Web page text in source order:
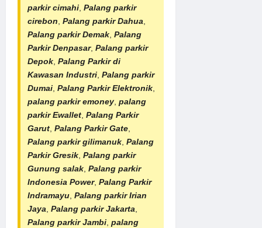
parkir cimahi, Palang parkir
cirebon, Palang parkir Dahua,
Palang parkir Demak, Palang
Parkir Denpasar, Palang parkir
Depok, Palang Parkir di
Kawasan Industri, Palang parkir
Dumai, Palang Parkir Elektronik,
palang parkir emoney, palang
parkir Ewallet, Palang Parkir
Garut, Palang Parkir Gate,
Palang parkir gilimanuk, Palang
Parkir Gresik, Palang parkir
Gunung salak, Palang parkir
Indonesia Power, Palang Parkir
Indramayu, Palang parkir Irian
Jaya, Palang parkir Jakarta,
Palang parkir Jambi, palang